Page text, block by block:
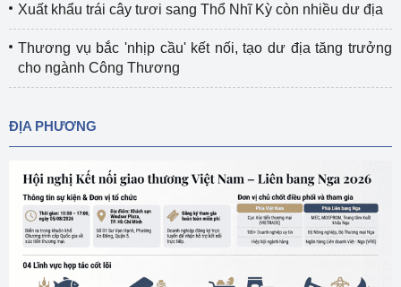
Xuất khẩu trái cây tươi sang Thổ Nhĩ Kỳ còn nhiều dư địa
Thương vụ bắc 'nhịp cầu' kết nối, tạo dư địa tăng trưởng
cho ngành Công Thương
ĐỊA PHƯƠNG